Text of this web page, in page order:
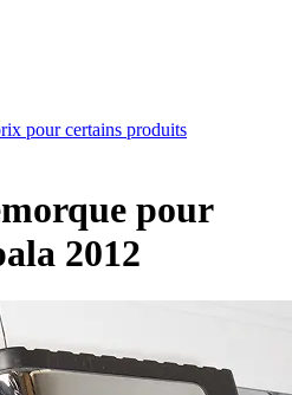
pour certains produits
pour
2012